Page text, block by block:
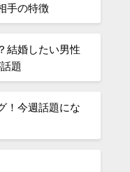
手の特徴
結婚したい男性
題
！今週話題にな